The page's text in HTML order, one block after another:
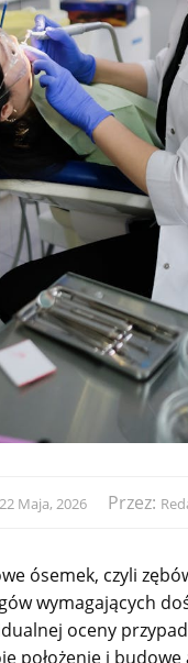
22 Maja, 2026 Przez:
ósemek, czyli
wymagających
oceny
położenie i